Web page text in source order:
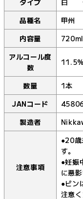
品種名
甲州
内容量
720ml
アルコール度
数
11.5%
数量
1本
JANコード
製造者
注意事項
●20歳
す。
●妊娠
に悪
●ビン
注意く